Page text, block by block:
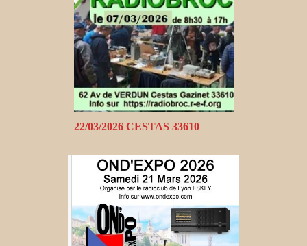
22/03/2026 CESTAS 33610